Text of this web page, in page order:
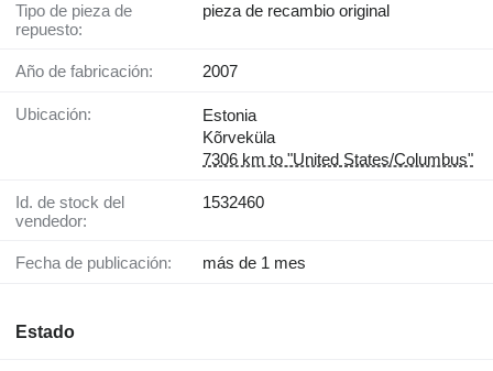
Tipo de pieza de
repuesto:
pieza de recambio original
Año de fabricación: 2007
Ubicación:
Estonia
Kõrveküla
7306 km to "United States/Columbus"
Id. de stock del
vendedor:
1532460
Fecha de publicación: más de 1 mes
Estado